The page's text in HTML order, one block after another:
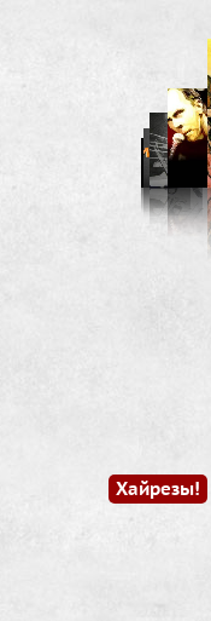
Хайрезы!